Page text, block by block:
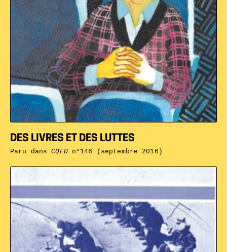
DES LIVRES ET DES LUTTES
Paru dansCQFDn°146 (septembre 2016)